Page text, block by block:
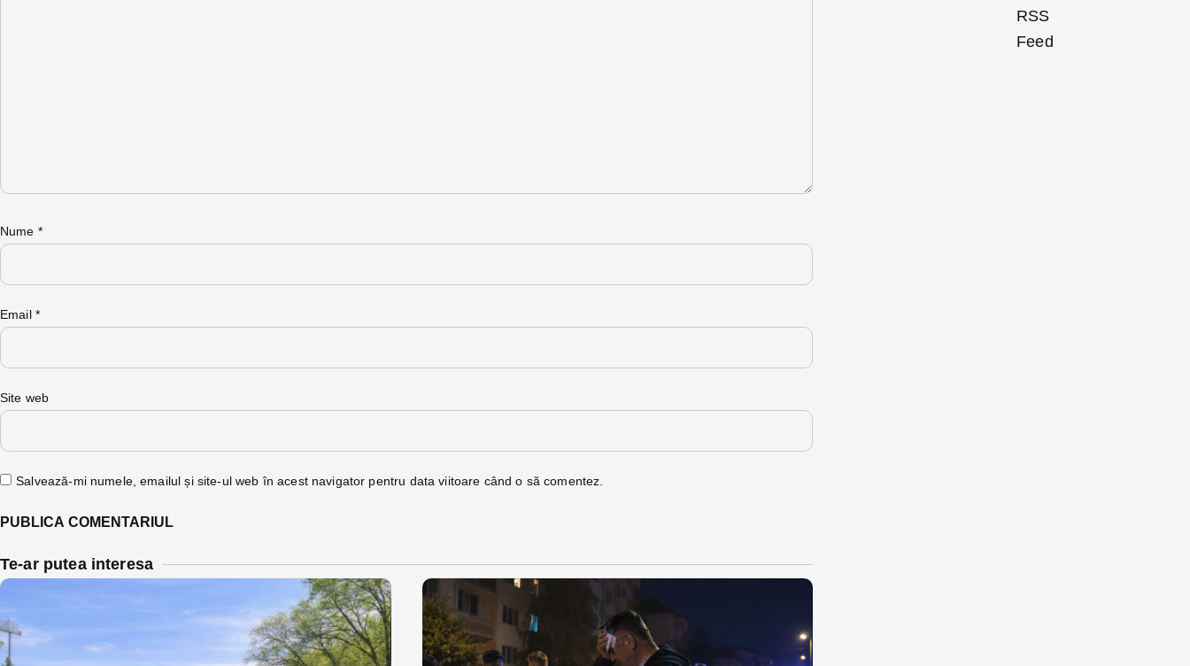
Nume *
Email *
Site web
Salvează-mi numele, emailul și site-ul web în acest navigator pentru data viitoare când o să comentez.
Te-ar putea interesa